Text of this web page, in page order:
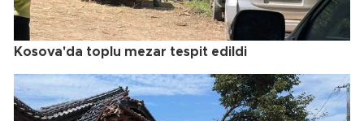
Kosova'da toplu mezar tespit edildi